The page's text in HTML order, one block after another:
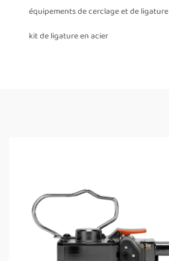
équipements de cerclage et de ligature
kit de ligature en acier